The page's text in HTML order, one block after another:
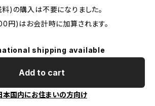
)の購入は不要になりました。
)はお会計時に加算されます。
shipping available
Add to cart
本国内にお住まいの方向け